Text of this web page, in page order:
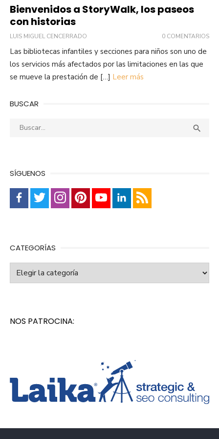
Bienvenidos a StoryWalk, los paseos
con historias
LUIS MIGUEL CENCERRADO 0 COMENTARIOS
Las bibliotecas infantiles y secciones para niños son uno de
los servicios más afectados por las limitaciones en las que
se mueve la prestación de […] Leer más
BUSCAR
Buscar: 
SÍGUENOS
CATEGORÍAS
NOS PATROCINA: